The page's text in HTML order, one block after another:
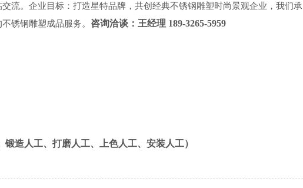
流。企业目标：打造星特品牌，共创经典不锈钢雕塑时尚景观企业，我们承
锈钢雕塑成品服务。 咨询洽谈：王经理 189-3265-5959
造人工、打磨人工、上色人工、安装人工）